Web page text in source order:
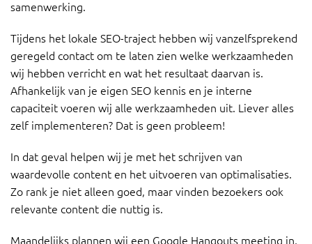
samenwerking.
Tijdens het lokale SEO-traject hebben wij vanzelfsprekend
geregeld contact om te laten zien welke werkzaamheden
wij hebben verricht en wat het resultaat daarvan is.
Afhankelijk van je eigen SEO kennis en je interne
capaciteit voeren wij alle werkzaamheden uit. Liever alles
zelf implementeren? Dat is geen probleem!
In dat geval helpen wij je met het schrijven van
waardevolle content en het uitvoeren van optimalisaties.
Zo rank je niet alleen goed, maar vinden bezoekers ook
relevante content die nuttig is.
Maandelijks plannen wij een Google Hangouts meeting in,